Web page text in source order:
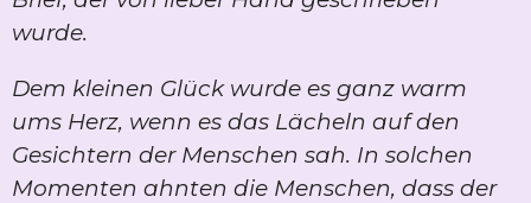
wurde.
Dem kleinen Glück wurde es ganz warm
ums Herz, wenn es das Lächeln auf den
Gesichtern der Menschen sah. In solchen
Momenten ahnten die Menschen, dass der